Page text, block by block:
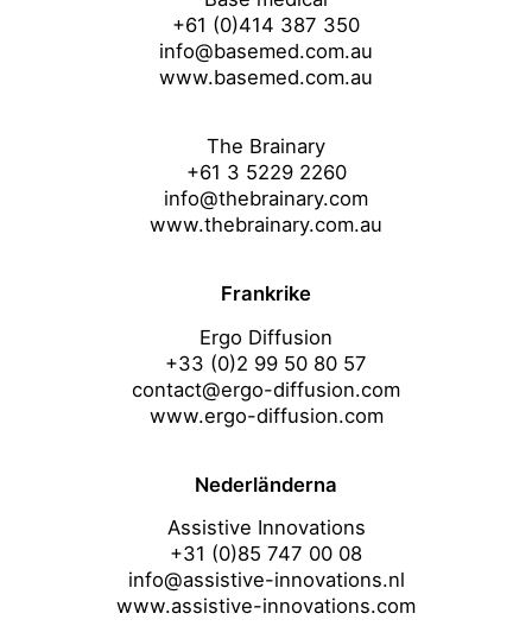
+61 (0)414 387 350
info@basemed.com.au
www.basemed.com.au
The Brainary
+61 3 5229 2260
info@thebrainary.com
www.thebrainary.com.au
Frankrike
Ergo Diffusion
+33 (0)2 99 50 80 57
contact@ergo-diffusion.com
www.ergo-diffusion.com
Nederländerna
Assistive Innovations
+31 (0)85 747 00 08
info@assistive-innovations.nl
www.assistive-innovations.com